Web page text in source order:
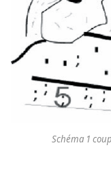
Schéma 1